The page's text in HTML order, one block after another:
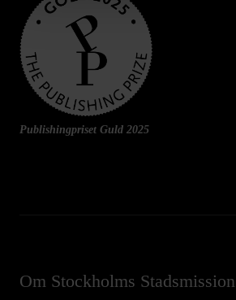
Publishingpriset Guld 2025
Om Stockholms Stadsmission